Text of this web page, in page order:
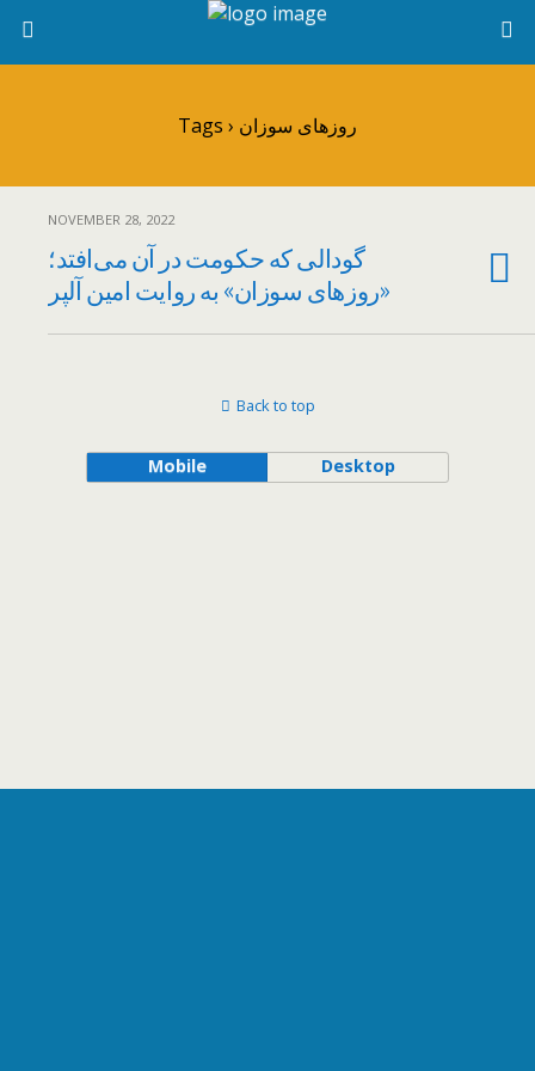
Tags › روزهای سوزان
NOVEMBER 28, 2022
گودالی که حکومت در آن می‌افتد؛
«روزهای سوزان» به روایت امین آلپر
Back to top
Mobile Desktop